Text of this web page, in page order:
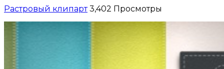
Растровый клипарт 3,402 Просмотры